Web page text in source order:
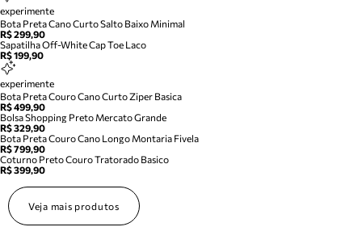
experimente
Bota Preta Cano Curto Salto Baixo Minimal
R$ 299,90
Sapatilha Off-White Cap Toe Laco
R$ 199,90
experimente
Bota Preta Couro Cano Curto Ziper Basica
R$ 499,90
Bolsa Shopping Preto Mercato Grande
R$ 329,90
Bota Preta Couro Cano Longo Montaria Fivela
R$ 799,90
Coturno Preto Couro Tratorado Basico
R$ 399,90
Veja mais produtos